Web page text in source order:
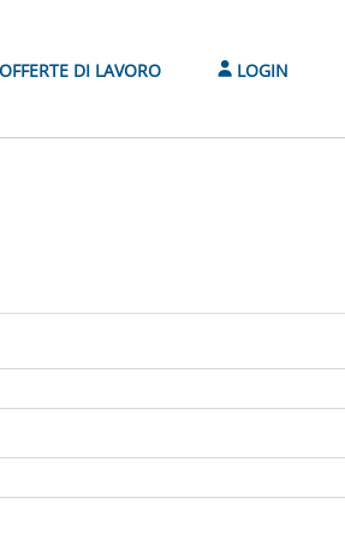
OFFERTE DI LAVORO LOGIN